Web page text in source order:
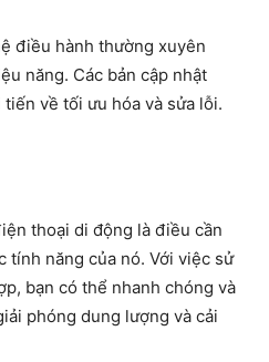
điều hành thường xuyên
năng. Các bản cập nhật
về tối ưu hóa và sửa lỗi.
thoại di động là điều cần
tính năng của nó. Với việc sử
bạn có thể nhanh chóng và
phóng dung lượng và cải